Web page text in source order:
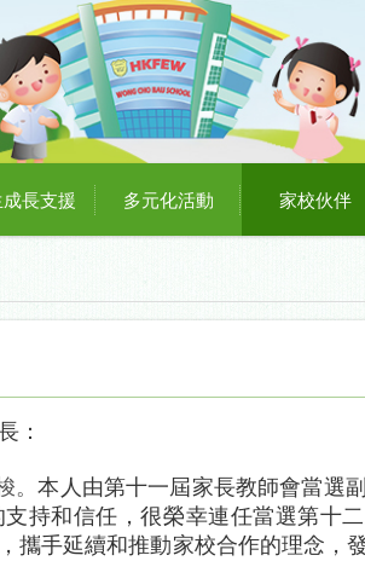
長支援 多元化活動 家校伙伴
：
。本人由第十一屆家長教師會當選
持和信任，很榮幸連任當選第十
攜手延續和推動家校合作的理念，